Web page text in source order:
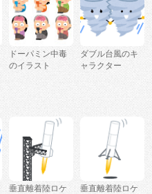
ドーパミン中毒
のイラスト
ダブル台風のキ
ャラクター
垂直離着陸ロケ
垂直離着陸ロケ